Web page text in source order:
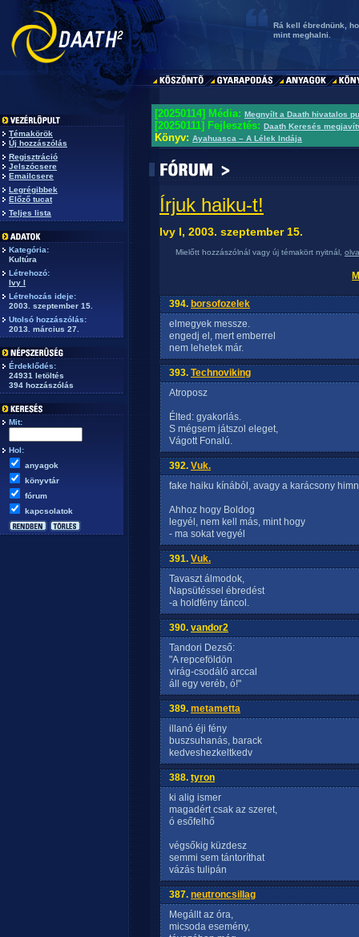
Rá kell ébrednünk,
mint meghalni.
Témakörök
Új hozzászólás
Regisztráció
Jelszócsere
Emailcsere
Legrégibbek
Előző tucat
Teljes lista
Kategória:
Kultúra
Létrehozó:
Ivy I
Létrehozás ideje:
2003. szeptember 15.
Utolsó hozzászólás:
2013. március 27.
Érdeklődés:
24931 letöltés
394 hozzászólás
Mit:
Hol:
anyagok
könyvtár
fórum
kapcsolatok
[20250114] Média: Megnyílt a Daath hivatalos
[20250111] Fejlesztés: Daath Keresés
Könyv: Ayahuasca – A Lélek Indája
Írjuk haiku-t!
Ivy I, 2003. szeptember 15.
Mielőtt hozzászólnál vagy új témakört nyitnál,
394. borsofozelek
elmegyek messze.
engedj el, mert emberrel
nem lehetek már.
393. Technoviking
Atroposz
Élted: gyakorlás.
S mégsem játszol eleget,
Vágott Fonalú.
392. Vuk.
fake haiku kínából, avagy a karácsony
Ahhoz hogy Boldog
legyél, nem kell más, mint hogy
- ma sokat vegyél
391. Vuk.
Tavaszt álmodok,
Napsütéssel ébredést
-a holdfény táncol.
390. vandor2
Tandori Dezső:
"A repceföldön
virág-csodáló arccal
áll egy veréb, ó!"
389. metametta
illanó éji fény
buszsuhanás, barack
kedveshezkeltkedv
388. tyron
ki alig ismer
magadért csak az szeret,
ó esőfelhő
végsőkig küzdesz
semmi sem tántoríthat
vázás tulipán
387. neutroncsillag
Megállt az óra,
micsoda esemény,